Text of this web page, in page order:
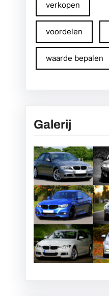
verkopen
voordelen
waarde bepalen
Galerij